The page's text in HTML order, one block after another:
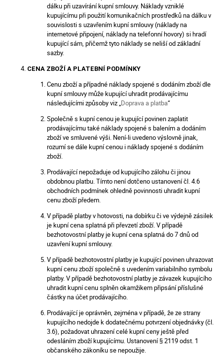
dálku při uzavírání kupní smlouvy. Náklady vzniklé
kupujícímu při použití komunikačních prostředků na dálku v
souvislosti s uzavřením kupní smlouvy (náklady na
internetové připojení, náklady na telefonní hovory) si hradí
kupující sám, přičemž tyto náklady se neliší od základní
sazby.
CENA ZBOŽÍ A PLATEBNÍ PODMÍNKY
Cenu zboží a případné náklady spojené s dodáním zboží dle
kupní smlouvy může kupující uhradit prodávajícímu
následujícími způsoby viz „ Doprava a platba“
Společně s kupní cenou je kupující povinen zaplatit
prodávajícímu také náklady spojené s balením a dodáním
zboží ve smluvené výši. Není-li uvedeno výslovně jinak,
rozumí se dále kupní cenou i náklady spojené s dodáním
zboží.
Prodávající nepožaduje od kupujícího zálohu či jinou
obdobnou platbu. Tímto není dotčeno ustanovení čl. 4.6
obchodních podmínek ohledně povinnosti uhradit kupní
cenu zboží předem.
V případě platby v hotovosti, na dobírku či ve výdejně zásilek
je kupní cena splatná při převzetí zboží. V případě
bezhotovostní platby je kupní cena splatná do 7 dnů od
uzavření kupní smlouvy.
V případě bezhotovostní platby je kupující povinen uhrazovat
kupní cenu zboží společně s uvedením variabilního symbolu
platby. V případě bezhotovostní platby je závazek kupujícího
uhradit kupní cenu splněn okamžikem připsání příslušné
částky na účet prodávajícího.
Prodávající je oprávněn, zejména v případě, že ze strany
kupujícího nedojde k dodatečnému potvrzení objednávky (čl.
3.6), požadovat uhrazení celé kupní ceny ještě před
odesláním zboží kupujícímu. Ustanovení § 2119 odst. 1
občanského zákoníku se nepoužije.